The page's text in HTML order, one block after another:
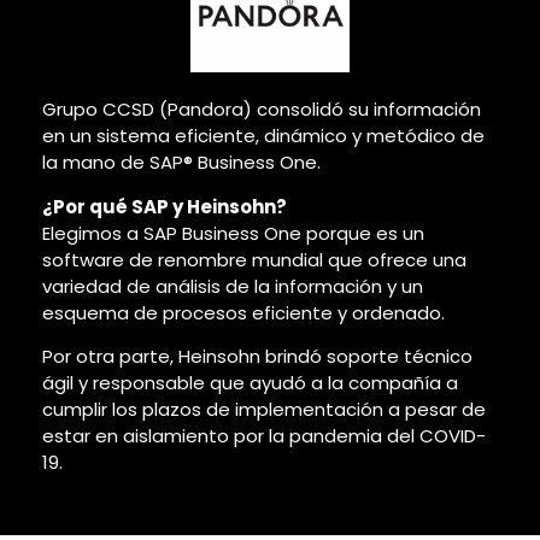
Grupo CCSD (Pandora) consolidó su información
en un sistema eficiente, dinámico y metódico de
la mano de SAP® Business One.
¿Por qué SAP y Heinsohn?
Elegimos a SAP Business One porque es un
software de renombre mundial que ofrece una
variedad de análisis de la información y un
esquema de procesos eficiente y ordenado.
Por otra parte, Heinsohn brindó soporte técnico
ágil y responsable que ayudó a la compañía a
cumplir los plazos de implementación a pesar de
estar en aislamiento por la pandemia del COVID-
19.